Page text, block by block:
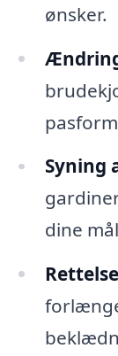
ønsker.
Syning
dine